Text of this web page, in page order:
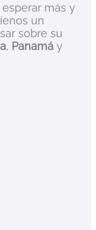
más y
un
sobre su
, Panamá y